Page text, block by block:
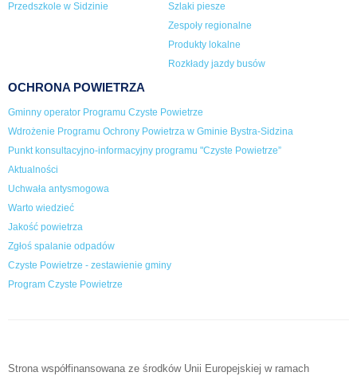
Przedszkole w Sidzinie
Szlaki piesze
Zespoły regionalne
Produkty lokalne
Rozkłady jazdy busów
OCHRONA POWIETRZA
Gminny operator Programu Czyste Powietrze
Wdrożenie Programu Ochrony Powietrza w Gminie Bystra-Sidzina
Punkt konsultacyjno-informacyjny programu "Czyste Powietrze”
Aktualności
Uchwała antysmogowa
Warto wiedzieć
Jakość powietrza
Zgłoś spalanie odpadów
Czyste Powietrze - zestawienie gminy
Program Czyste Powietrze
Strona współfinansowana ze środków Unii Europejskiej w ramach